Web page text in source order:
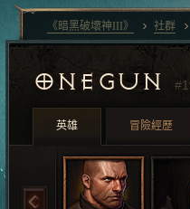
ONEGUN
英雄 冒險經歷
《暗黑破壞神III》 社群